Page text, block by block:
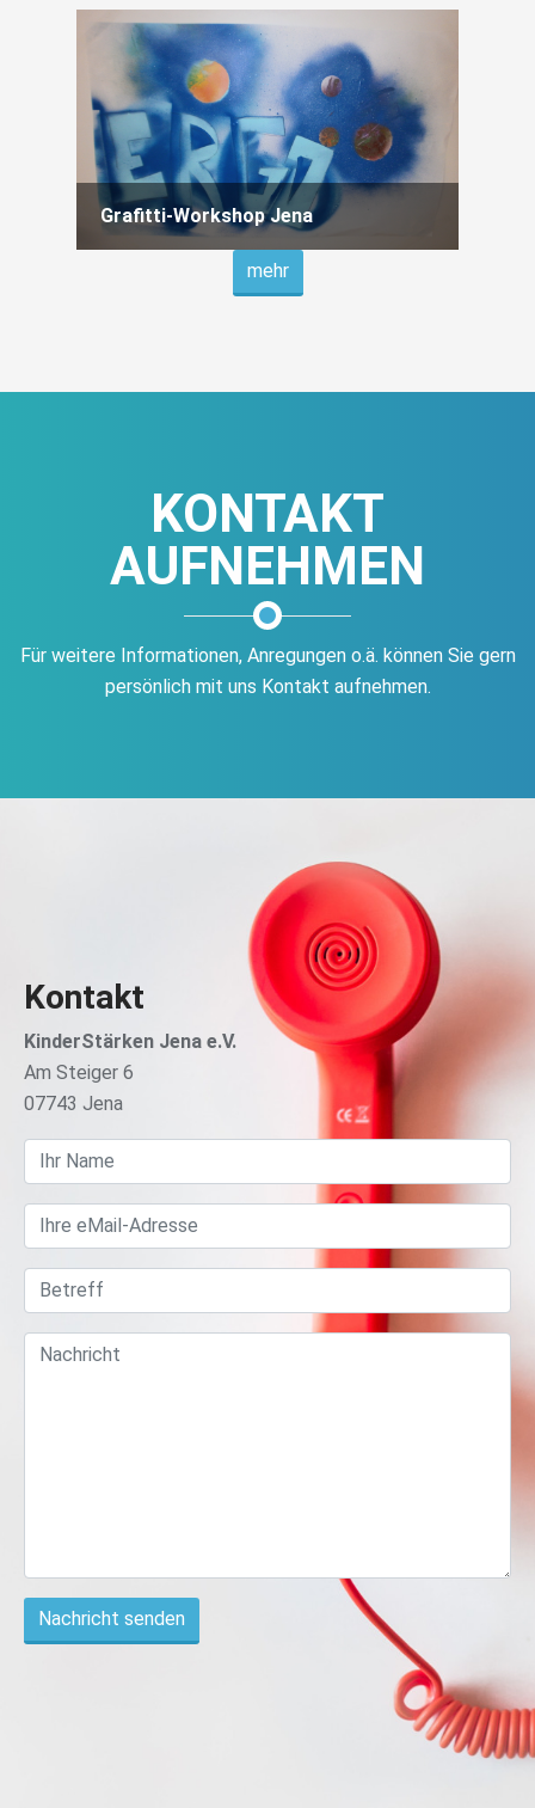
Grafitti-Workshop Jena
mehr
KONTAKT
AUFNEHMEN
Für weitere Informationen, Anregungen o.ä. können Sie gern
persönlich mit uns Kontakt aufnehmen.
Kontakt
KinderStärken Jena e.V.
Am Steiger 6
07743 Jena